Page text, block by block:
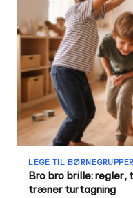
LEGE TIL BØRNEGRUPPER
Bro bro brille:
træner turtagning